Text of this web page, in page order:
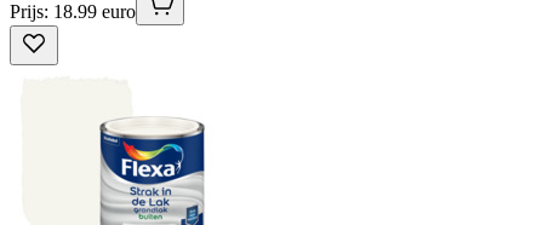
Prijs: 18.99 euro